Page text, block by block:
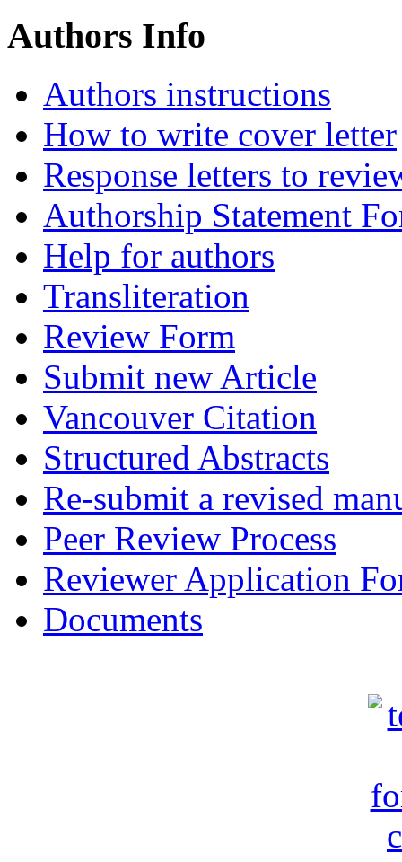
Authors Info
Authors instructions
How to write cover letter
Response letters to
Authorship Statement
Help for authors
Transliteration
Review Form
Submit new Article
Vancouver Citation
Structured Abstracts
Re-submit a revised
Peer Review Process
Reviewer Application
Documents